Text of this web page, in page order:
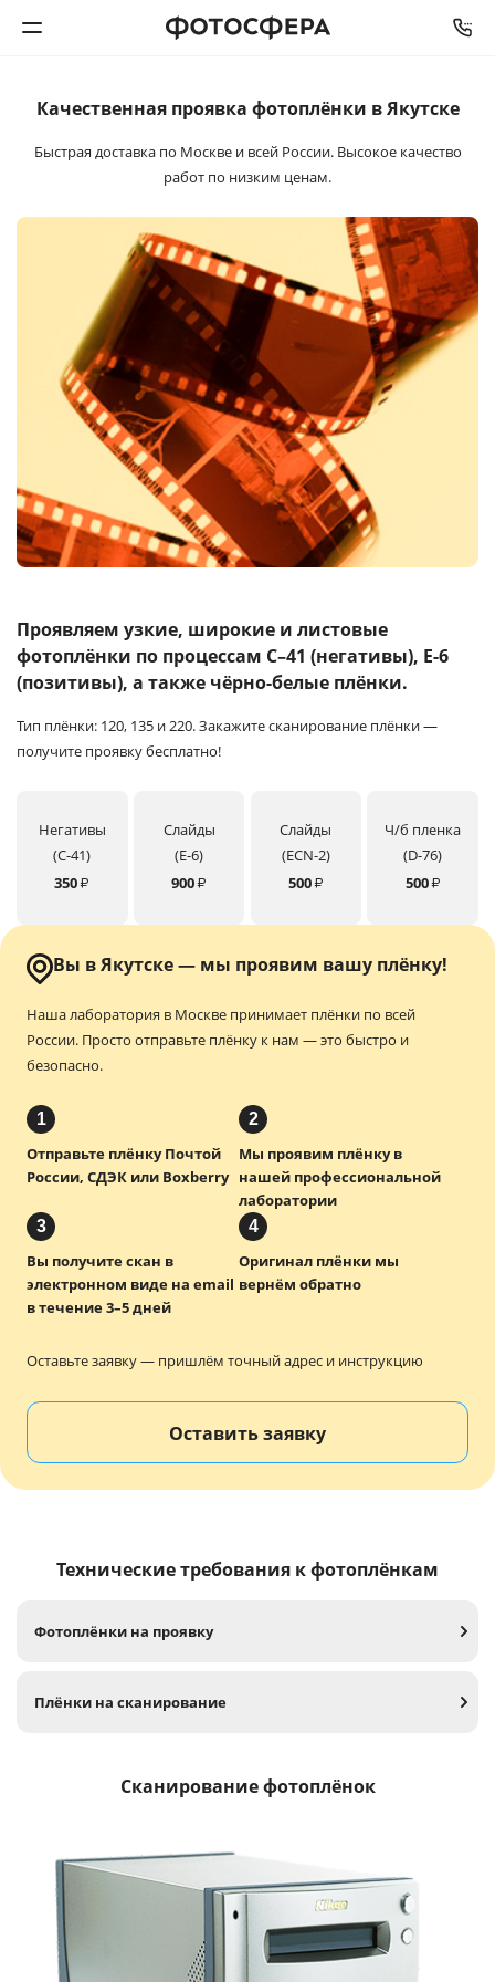
Печать фото
Календари
Интерьерная печать
Фотоподарки
Багетная мастерская
Услуги и сервис
Качественная проявка фотоплёнки в Якутске
Быстрая доставка по Москве и всей России. Высокое качество
работ по низким ценам.
Проявляем узкие, широкие и листовые
фотоплёнки по процессам C–41 (негативы), E-6
(позитивы), а также чёрно-белые плёнки.
Тип плёнки: 120, 135 и 220.Закажите сканирование плёнки —
получите проявку бесплатно!
Негативы
(C-41)
350₽
Слайды
(E-6)
900₽
Слайды
(ECN-2)
500₽
Ч/б пленка
(D-76)
500₽
Вы в Якутске — мы проявим вашу плёнку!
Наша лаборатория в Москве принимает плёнки по всей
России. Просто отправьте плёнку к нам — это быстро и
безопасно.
1
Отправьте плёнку Почтой
России, СДЭК или Boxberry
2
Мы проявим плёнку в
нашей профессиональной
лаборатории
3
Вы получите скан в
электронном виде на email
в течение 3–5 дней
4
Оригинал плёнки мы
вернём обратно
Оставьте заявку — пришлём точный адрес и инструкцию
Оставить заявку
Технические требования к фотоплёнкам
Фотоплёнки на проявку
Плёнки на сканирование
Сканирование фотоплёнок